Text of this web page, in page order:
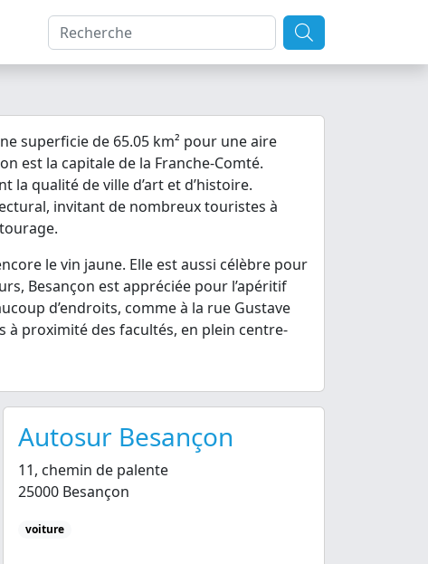
superficie de 65.05 km² pour une aire
est la capitale de la Franche-Comté.
qualité de ville d’art et d’histoire.
invitant de nombreux touristes à
le vin jaune. Elle est aussi célèbre pour
Besançon est appréciée pour l’apéritif
d’endroits, comme à la rue Gustave
à proximité des facultés, en plein centre-
Autosur Besançon
11, chemin de palente
25000 Besançon
voiture